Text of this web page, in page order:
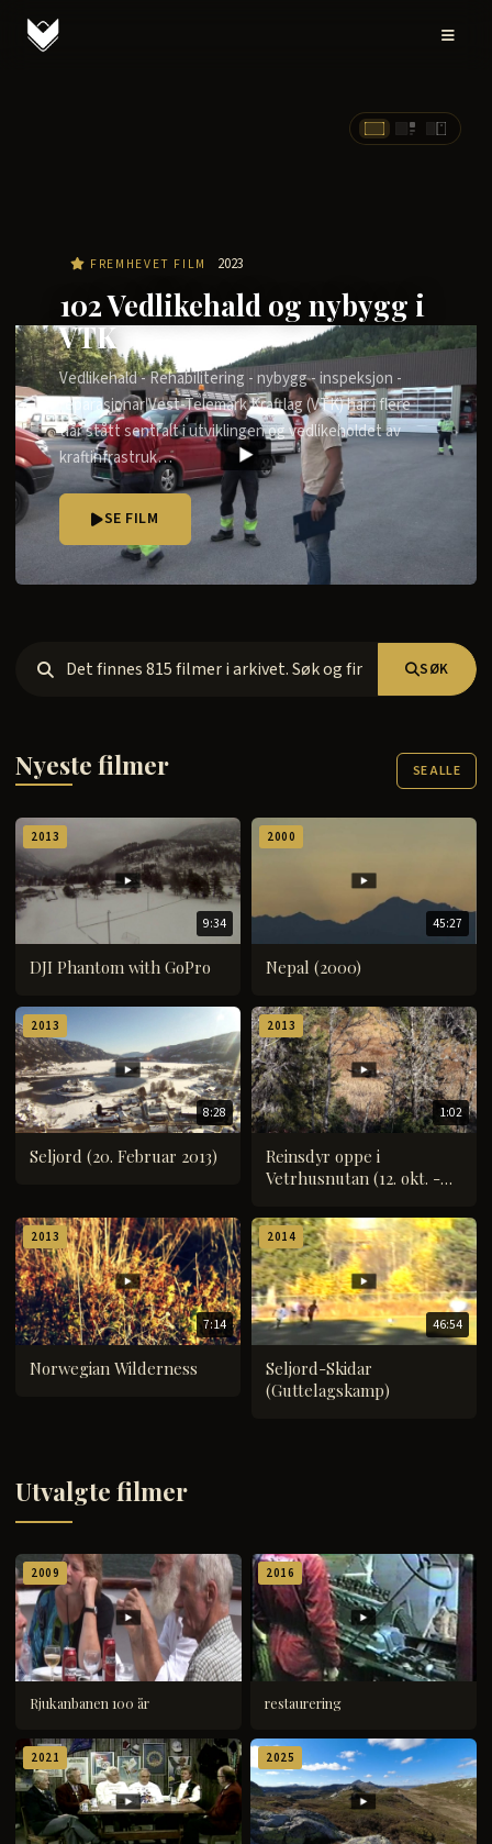
FREMHEVET FILM 2023
102 Vedlikehald og nybygg i
VTK
Vedlikehald - Rehabilitering - nybygg - inspeksjon -
reparasjonar Vest-Telemark Kraftlag (VTK) har i flere
tiår stått sentralt i utviklingen og vedlikeholdet av
kraftinfrastruk…
SE FILM
SØK
Nyeste filmer SE ALLE
2013
9:34
DJI Phantom with GoPro
2000
45:27
Nepal (2000)
2013
8:28
Seljord (20. Februar 2013)
2013
1:02
Reinsdyr oppe i
Vetrhusnutan (12. okt. -
2013
7:14
Norwegian Wilderness
2014
46:54
Seljord-Skidar
(Guttelagskamp)
Utvalgte filmer
2009
Rjukanbanen 100 år
2016
restaurering
2021 2025